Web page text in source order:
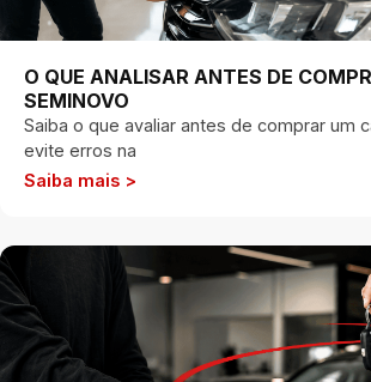
O QUE ANALISAR ANTES DE
SEMINOVO
Saiba o que avaliar antes de comprar um
evite erros na
Saiba mais >